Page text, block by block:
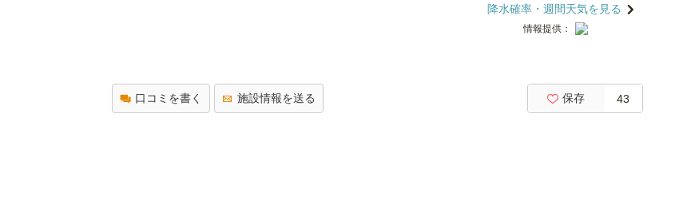
降水確率・週間天気を見る
情報提供：
口コミを書く 施設情報を送る 保存 43